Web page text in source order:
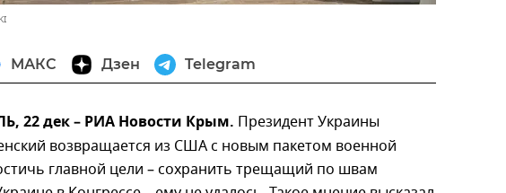
МАКС Дзен Telegram
22 дек – РИА Новости Крым. Президент Украины
возвращается из США с новым пакетом военной
главной цели – сохранить трещащий по швам